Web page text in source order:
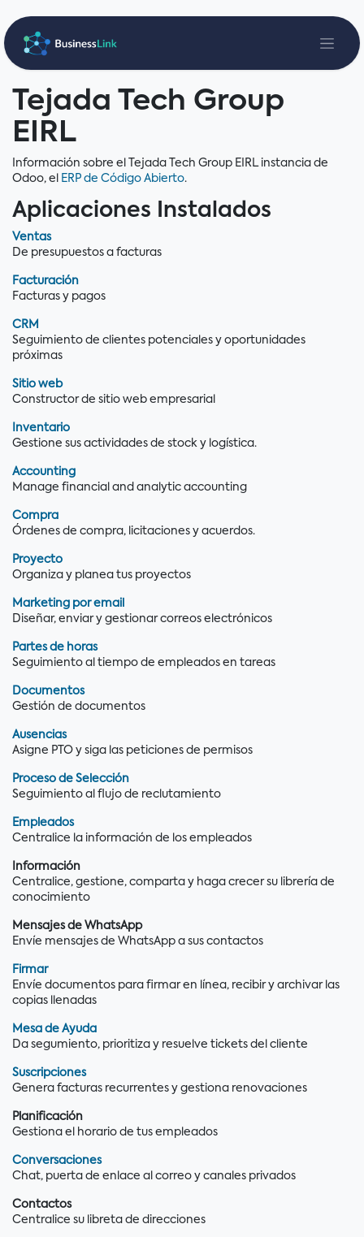
Tejada Tech Group
EIRL
Información sobre el Tejada Tech Group EIRL instancia de
Odoo, el
ERP de Código Abierto.
Aplicaciones Instalados
Ventas
De presupuestos a facturas
Facturación
Facturas y pagos
CRM
Seguimiento de clientes potenciales y oportunidades
próximas
Sitio web
Constructor de sitio web empresarial
Inventario
Gestione sus actividades de stock y logística.
Accounting
Manage financial and analytic accounting
Compra
Órdenes de compra, licitaciones y acuerdos.
Proyecto
Organiza y planea tus proyectos
Marketing por email
Diseñar, enviar y gestionar correos electrónicos
Partes de horas
Seguimiento al tiempo de empleados en tareas
Documentos
Gestión de documentos
Ausencias
Asigne PTO y siga las peticiones de permisos
Proceso de Selección
Seguimiento al flujo de reclutamiento
Empleados
Centralice la información de los empleados
Información
Centralice, gestione, comparta y haga crecer su librería de
conocimiento
Mensajes de WhatsApp
Envíe mensajes de WhatsApp a sus contactos
Firmar
Envíe documentos para firmar en línea, recibir y archivar las
copias llenadas
Mesa de Ayuda
Da segumiento, prioritiza y resuelve tickets del cliente
Suscripciones
Genera facturas recurrentes y gestiona renovaciones
Planificación
Gestiona el horario de tus empleados
Conversaciones
Chat, puerta de enlace al correo y canales privados
Contactos
Centralice su libreta de direcciones